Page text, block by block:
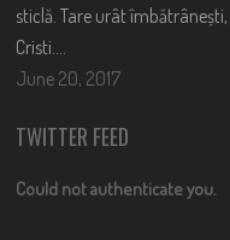
sticlă. Tare urât îmbătrânești,
Cristi….
June 20, 2017
TWITTER FEED
Could not authenticate you.